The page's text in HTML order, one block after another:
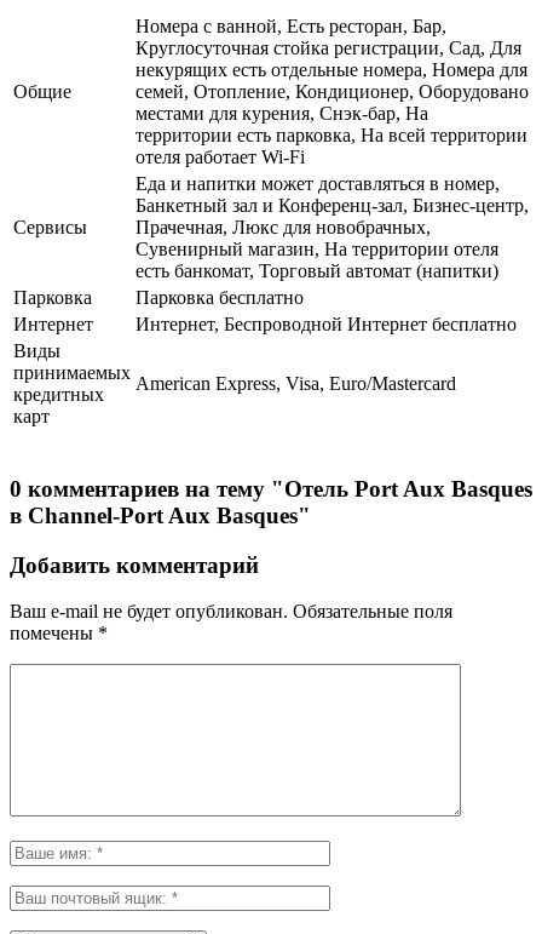
Общие
Номера с ванной, Есть ресторан, Бар,
Круглосуточная стойка регистрации, Сад, Для
некурящих есть отдельные номера, Номера для
семей, Отопление, Кондиционер, Оборудовано
местами для курения, Снэк-бар, На
территории есть парковка, На всей территории
отеля работает Wi-Fi
Сервисы
Еда и напитки может доставляться в номер,
Банкетный зал и Конференц-зал, Бизнес-центр,
Прачечная, Люкс для новобрачных,
Сувенирный магазин, На территории отеля
есть банкомат, Торговый автомат (напитки)
Парковка
Парковка бесплатно
Интернет
Интернет, Беспроводной Интернет бесплатно
Виды
принимаемых
кредитных
карт
American Express, Visa, Euro/Mastercard
0 комментариев на тему "Отель Port Aux Basques
в Channel-Port Aux Basques"
Добавить комментарий
Ваш e-mail не будет опубликован. Обязательные поля
помечены *